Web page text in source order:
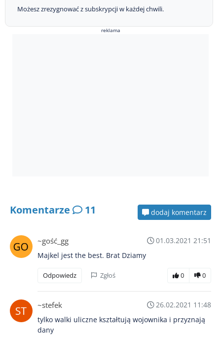
Możesz zrezygnować z subskrypcji w każdej chwili.
reklama
Komentarze 11 dodaj komentarz
~gość_gg
01.03.2021 21:51
Majkel jest the best. Brat Dziamy
Odpowiedz Zgłoś 0 0
~stefek
26.02.2021 11:48
tylko walki uliczne kształtują wojownika i przyznają
dany